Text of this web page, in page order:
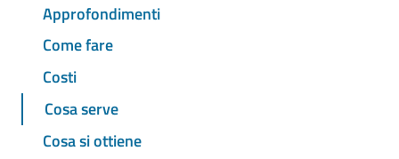
Approfondimenti
Come fare
Costi
Cosa serve
Cosa si ottiene